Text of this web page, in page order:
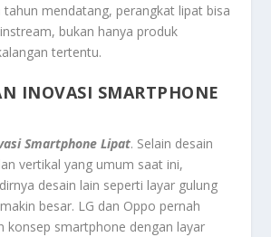
tahun mendatang, perangkat lipat bisa
bukan hanya produk
tertentu.
INOVASI SMARTPHONE
Smartphone Lipat. Selain desain
vertikal yang umum saat ini,
desain lain seperti layar gulung
besar. LG dan Oppo pernah
konsep smartphone dengan layar